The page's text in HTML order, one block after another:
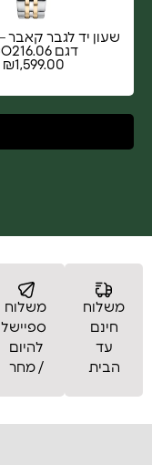
דגם CO216.06
₪1,599.00
משלוח
חינם
עד
הבית
משלוח
ספיישל
להיום
/ מחר